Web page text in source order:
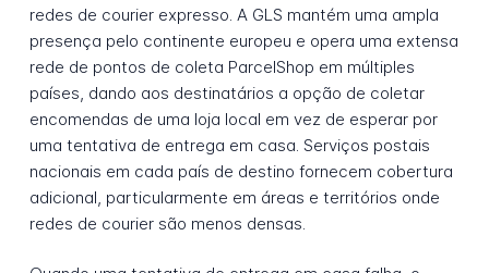
redes de courier expresso. A GLS mantém uma ampla
presença pelo continente europeu e opera uma extensa
rede de pontos de coleta ParcelShop em múltiples
países, dando aos destinatários a opção de coletar
encomendas de uma loja local em vez de esperar por
uma tentativa de entrega em casa. Serviços postais
nacionais em cada país de destino fornecem cobertura
adicional, particularmente em áreas e territórios onde
redes de courier são menos densas.